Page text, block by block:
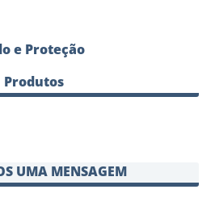
e Proteção
Produtos
UMA MENSAGEM